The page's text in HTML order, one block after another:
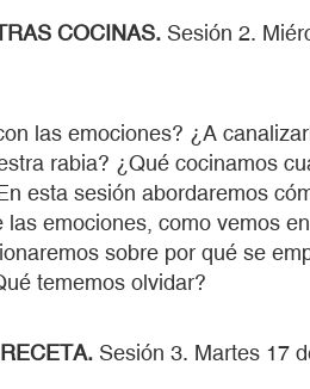
COCINAS. Sesión 2.
las emociones? ¿A
rabia? ¿Qué cocinamos
esta sesión abordaremos
emociones, como vemos en
sobre por qué se
tememos olvidar?
Sesión 3. Martes 17